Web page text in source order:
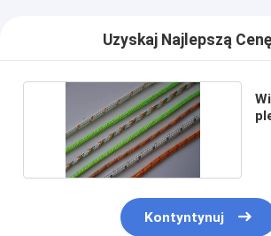
Uzyskaj Najlepszą
Kontyntynuj